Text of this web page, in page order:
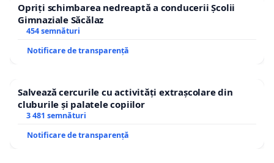
Opriți schimbarea nedreaptă a conducerii Școlii
Gimnaziale Săcălaz
454 semnături
Notificare de transparență
Salvează cercurile cu activități extrașcolare din
cluburile și palatele copiilor
3 481 semnături
Notificare de transparență